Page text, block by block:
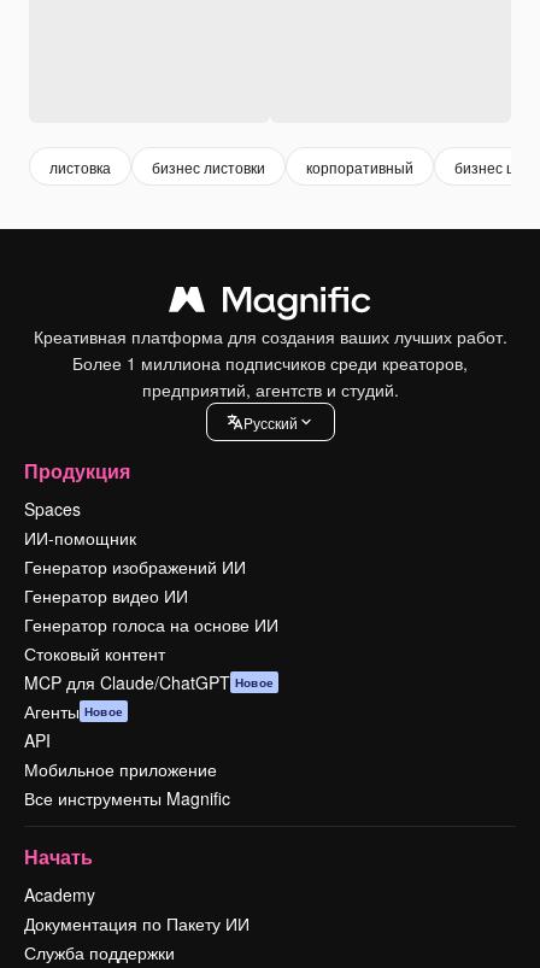
листовка бизнес листовки корпоративный бизнес
Креативная платформа для создания ваших лучших работ.
Более 1 миллиона подписчиков среди креаторов,
предприятий, агентств и студий.
Pусский
Продукция
Spaces
ИИ-помощник
Генератор изображений ИИ
Генератор видео ИИ
Генератор голоса на основе ИИ
Стоковый контент
MCP для Claude/ChatGPT Новое
Агенты Новое
API
Мобильное приложение
Все инструменты Magnific
Начать
Academy
Документация по Пакету ИИ
Служба поддержки